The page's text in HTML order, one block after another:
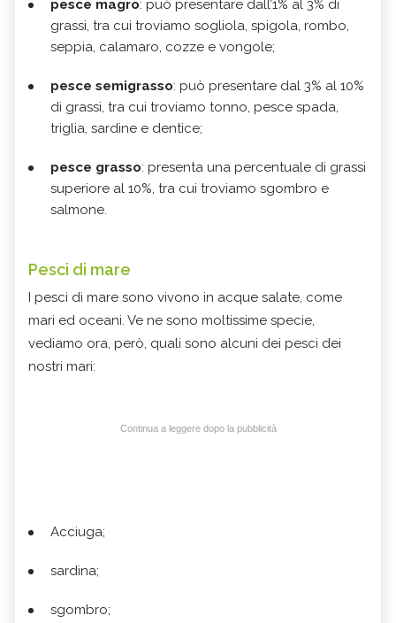
pesce magro: può presentare dall’1% al 3% di
grassi, tra cui troviamo sogliola, spigola, rombo,
seppia, calamaro, cozze e vongole;
pesce semigrasso: può presentare dal 3% al 10%
di grassi, tra cui troviamo tonno, pesce spada,
triglia, sardine e dentice;
pesce grasso: presenta una percentuale di grassi
superiore al 10%, tra cui troviamo sgombro e
salmone.
Pesci di mare
I pesci di mare sono vivono in acque salate, come
mari ed oceani. Ve ne sono moltissime specie,
vediamo ora, però, quali sono alcuni dei pesci dei
nostri mari:
Continua a leggere dopo la pubblicità
Acciuga;
sardina;
sgombro;